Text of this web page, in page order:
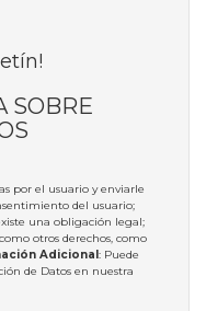
SOBRE
por el usuario y enviarle
del usuario;
una obligación legal;
otros derechos, como
Adicional: Puede
de Datos en nuestra